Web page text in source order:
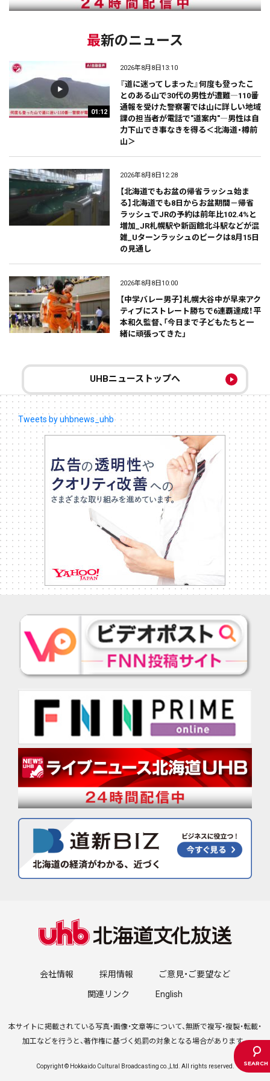
最新のニュース
01:12
2026年8月8日13:10
『道に迷ってしまった』何度も登ったこ
とのある山で30代の男性が遭難―110番
通報を受けた警察署では山に詳しい地域
課の担当者が電話で"道案内"―男性は自
力下山でき事なきを得る＜北海道・樽前
山＞
2026年8月8日12:28
【北海道でもお盆の帰省ラッシュ始ま
る】北海道でも8日からお盆期間－帰省
ラッシュでJRの予約は前年比102.4%と
増加_JR札幌駅や新函館北斗駅などが混
雑_Uターンラッシュのピークは8月15日
の見通し
2026年8月8日10:00
【中学バレー男子】札幌大谷中が早来アク
ティブにストレート勝ちで6連覇達成！平
本和久監督、「今日まで子どもたちと一
緒に頑張ってきた」
UHBニューストップへ
Tweets by uhbnews_uhb
会社情報 採用情報 ご意見・ご要望など
関連リンク English
本サイトに掲載されている写真・画像・文章等について、無断で複写・複製・転載・
加工などを行うと、著作権に基づく処罰の対象となる場合があります。
Copyright © Hokkaido Cultural Broadcasting co.,Ltd. All rights reserved.